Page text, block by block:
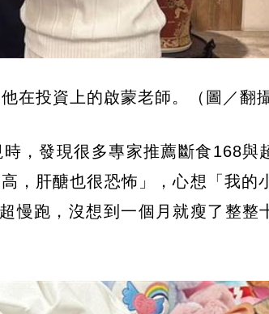
在投資上的啟蒙老師。（圖／翻
，發現很多專家推薦斷食168與
，肝醣也很恐怖」，心想「我的
慢跑，沒想到一個月就瘦了整整